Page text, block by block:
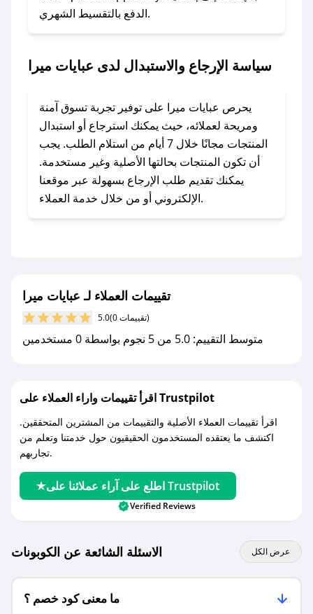
### ماذا أفعل إذا لم أجد كود خصم لمتجري
المفضل؟
مراسلتنا مباشرة وسنعمل على توفير الكوبونات في
### كيف تحصل على كوبونات خصم حصرية من
عبايات ميرا؟
للحصول على كوبونات وخصومات حصرية، قم بما
يلي:
- اضغط على أيقونة متابعة لمتجر عبايات ميرا في
جديد.
مع صحصح، تسوق بذكاء ووفّر على كل مشترياتك مع
كوبونات خصم حصرية من عبايات ميرا!
الدفع بالتقسيط الشهري.
سياسة الإرجاع والاستبدال لدى عبايات ميرا
يحرص عبايات ميرا على توفير تجربة تسوق آمنة
ومريحة لعملائه، حيث يمكنك استرجاع أو استبدال
المنتجات مجانًا خلال 7 أيام من استلام الطلب. يجب
أن تكون المنتجات بحالتها الأصلية وغير مستخدمة.
يمكنك تقديم طلب الإرجاع بسهولة عبر موقعنا
الإلكتروني أو من خلال خدمة العملاء.
تقييمات العملاء لـ عبايات ميرا
5.0 (0 تقييمات)
متوسط التقييم: 5.0 من 5 نجوم بواسطة 0 مستخدمين
اقرأ تقييمات واراء العملاء على Trustpilot
اقرأ تقييمات العملاء الأصلية والتقييمات من المشترين المتحققين.
اكتشف ما يعتقده المستخدمون الحقيقيون حول خدمتنا وتعلم من
تجاربهم.
اطلع على آراء عملائنا على Trustpilot
Verified Reviews
الاسئلة الشائعة عن الكوبونات عرض الكل
ما معنى كود خصم ؟